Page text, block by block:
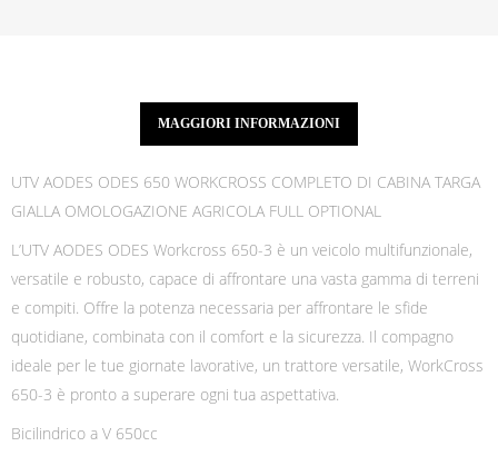
MAGGIORI INFORMAZIONI
UTV AODES ODES 650 WORKCROSS COMPLETO DI CABINA TARGA
GIALLA OMOLOGAZIONE AGRICOLA FULL OPTIONAL
L’UTV AODES ODES Workcross 650-3 è un veicolo multifunzionale,
versatile e robusto, capace di affrontare una vasta gamma di terreni
e compiti. Offre la potenza necessaria per affrontare le sfide
quotidiane, combinata con il comfort e la sicurezza. Il compagno
ideale per le tue giornate lavorative, un trattore versatile, WorkCross
650-3 è pronto a superare ogni tua aspettativa.
Bicilindrico a V 650cc